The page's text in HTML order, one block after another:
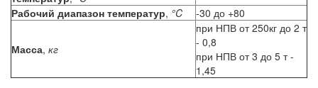
Рабочий диапазон температур, °C -30 до +80
Масса, кг
при НПВ от 250кг до 2 т
- 0,8
при НПВ от 3 до 5 т -
1,45